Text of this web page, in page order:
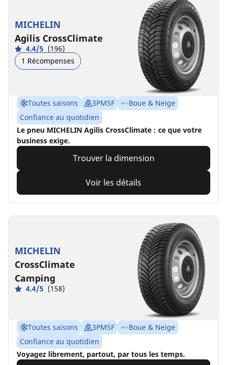
MICHELIN
Agilis CrossClimate
4.4/5 (196)
1 Récompenses
Toutes saisons 3PMSF
Boue & Neige
Confiance au quotidien
Le pneu MICHELIN Agilis CrossClimate : ce que votre
business exige.
Trouver la dimension
Voir les détails
MICHELIN
CrossClimate
Camping
4.4/5 (158)
Toutes saisons 3PMSF
Boue & Neige
Confiance au quotidien
Voyagez librement, partout, par tous les temps.